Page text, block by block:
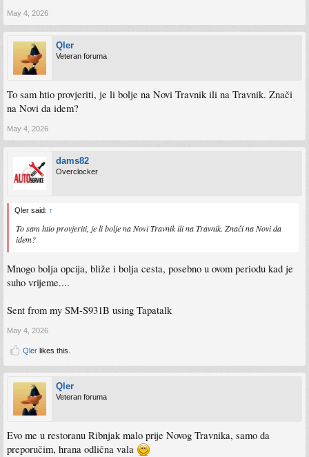
May 4, 2026
Qler
Veteran foruma
To sam htio provjeriti, je li bolje na Novi Travnik ili na Travnik. Znači
na Novi da idem?
May 4, 2026
dams82
Overclocker
Qler said: ↑
To sam htio provjeriti, je li bolje na Novi Travnik ili na Travnik. Znači na Novi da
idem?
Mnogo bolja opcija, bliže i bolja cesta, posebno u ovom periodu kad je
suho vrijeme....
Sent from my SM-S931B using Tapatalk
May 4, 2026
Qler likes this.
Qler
Veteran foruma
Evo me u restoranu Ribnjak malo prije Novog Travnika, samo da
preporučim, hrana odlična vala